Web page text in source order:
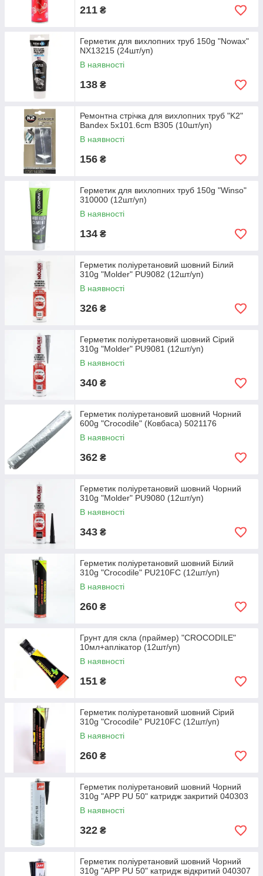
211 ₴
Герметик для вихлопних труб 150g "Nowax"
NX13215 (24шт/уп)
В наявності
138 ₴
Ремонтна стрічка для вихлопних труб "K2"
Bandex 5x101.6cm B305 (10шт/уп)
В наявності
156 ₴
Герметик для вихлопних труб 150g "Winso"
310000 (12шт/уп)
В наявності
134 ₴
Герметик поліуретановий шовний Білий
310g "Molder" PU9082 (12шт/уп)
В наявності
326 ₴
Герметик поліуретановий шовний Сірий
310g "Molder" PU9081 (12шт/уп)
В наявності
340 ₴
Герметик поліуретановий шовний Чорний
600g "Crocodile" (Ковбаса) 5021176
В наявності
362 ₴
Герметик поліуретановий шовний Чорний
310g "Molder" PU9080 (12шт/уп)
В наявності
343 ₴
Герметик поліуретановий шовний Білий
310g "Crocodile" PU210FC (12шт/уп)
В наявності
260 ₴
Грунт для скла (праймер) "CROCODILE"
10мл+аплікатор (12шт/уп)
В наявності
151 ₴
Герметик поліуретановий шовний Сірий
310g "Crocodile" PU210FC (12шт/уп)
В наявності
260 ₴
Герметик поліуретановий шовний Чорний
310g "APP PU 50" катридж закритий 040303
В наявності
322 ₴
Герметик поліуретановий шовний Чорний
310g "APP PU 50" катридж відкритий 040307